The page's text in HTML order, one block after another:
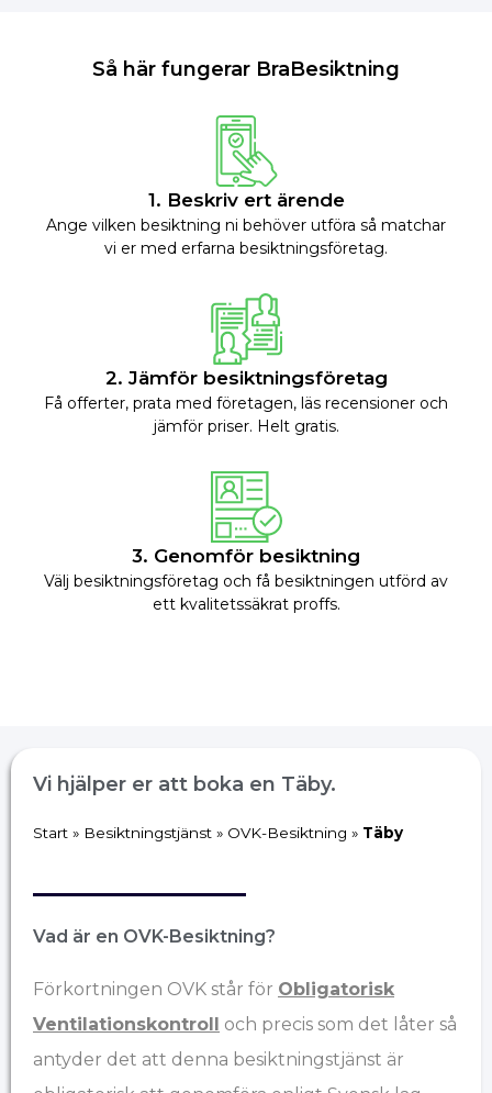
Så här fungerar BraBesiktning
1. Beskriv ert ärende
Ange vilken besiktning ni behöver utföra så matchar
vi er med erfarna besiktningsföretag.
2. Jämför besiktningsföretag
Få offerter, prata med företagen, läs recensioner och
jämför priser. Helt gratis.
3. Genomför besiktning
Välj besiktningsföretag och få besiktningen utförd av
ett kvalitetssäkrat proffs.
Vi hjälper er att boka en Täby.
Start » Besiktningstjänst » OVK-Besiktning » Täby
Vad är en OVK-Besiktning?
Förkortningen OVK står för Obligatorisk
Ventilationskontroll och precis som det låter så
antyder det att denna besiktningstjänst är